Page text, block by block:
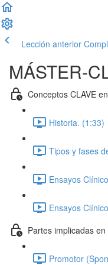
Lección anterior
MÁSTER-
Conceptos CLAVE
Historia. (1:33)
Tipos y fases
Ensayos
Ensayos
Partes implicadas
Promotor